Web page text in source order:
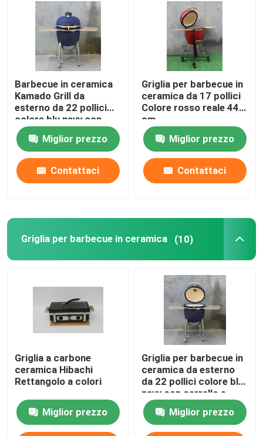
Fatory Tour
Controllo di qualità
Contattaci
notizie
Griglia Kamado in ceramica
Griglia per barbecue in ceramica
Griglia Kamado da 15 pollici
Griglia Kamado da 16 pollici
Griglia Kamado da 18 pollici
Barbecue in ceramica
Kamado Grill da
esterno da 22 pollici
colore blu navy con
carrello e tavolini
Miglior prezzo
Contattaci
Griglia per barbecue in
ceramica da 17 pollici
Colore rosso reale 44
cm
Miglior prezzo
Contattaci
Griglia per barbecue in ceramica (10)
Griglia a carbone
ceramica Hibachi
Rettangolo a colori
Miglior prezzo
Griglia per barbecue in
ceramica da esterno
da 22 pollici colore blu
navy con carrello e
tavolini
Miglior prezzo